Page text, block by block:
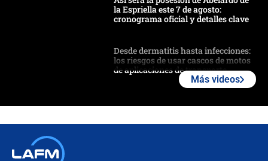
la Espriella este 7 de agosto:
cronograma oficial y detalles clave
Desde dermatitis hasta infecciones:
los riesgos de usar cascos de motos
de aplicaciones de transporte
Más videos